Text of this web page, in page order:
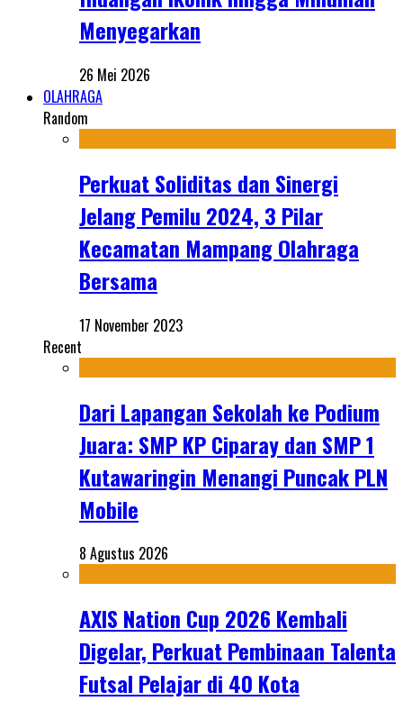
Menyegarkan
26 Mei 2026
OLAHRAGA
Random
Perkuat Soliditas dan Sinergi
Jelang Pemilu 2024, 3 Pilar
Kecamatan Mampang Olahraga
Bersama
17 November 2023
Recent
Dari Lapangan Sekolah ke Podium
Juara: SMP KP Ciparay dan SMP 1
Kutawaringin Menangi Puncak PLN
Mobile
8 Agustus 2026
AXIS Nation Cup 2026 Kembali
Digelar, Perkuat Pembinaan Talenta
Futsal Pelajar di 40 Kota